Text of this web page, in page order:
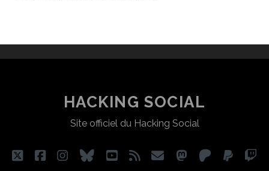
HACKING SOCIAL
Site officiel du Hacking Social
twitterfacebook
instagram
blueskyyoutube
rss emailmastodon
patreon